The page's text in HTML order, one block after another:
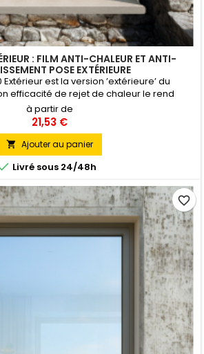
: FILM ANTI-CHALEUR ET ANTI-
POSE EXTÉRIEURE
est la version ’extérieure’ du
efficacité de rejet de chaleur le rend
de nombreux bâtiments commerciaux et
souvent appliqué pour réduire
des locaux trop lumineux. Pose Extérieure
à partir de
21,53 €
 Ajouter au panier
Livré sous 24/48h
favorite_border